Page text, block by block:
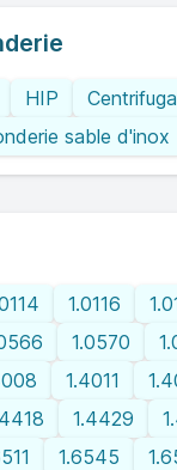
HIP
sable d'inox
1.0116
1.0570
1.4011
1.4429
1.6545